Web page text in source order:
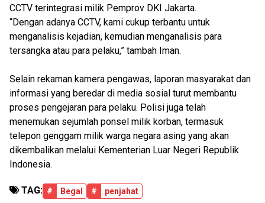
CCTV terintegrasi milik Pemprov DKI Jakarta.
“Dengan adanya CCTV, kami cukup terbantu untuk
menganalisis kejadian, kemudian menganalisis para
tersangka atau para pelaku,” tambah Iman.
Selain rekaman kamera pengawas, laporan masyarakat dan
informasi yang beredar di media sosial turut membantu
proses pengejaran para pelaku. Polisi juga telah
menemukan sejumlah ponsel milik korban, termasuk
telepon genggam milik warga negara asing yang akan
dikembalikan melalui Kementerian Luar Negeri Republik
Indonesia.
TAG: # Begal # penjahat